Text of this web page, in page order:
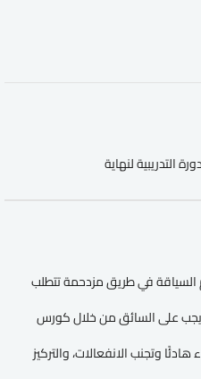
التدريبية لنهاية
في طريق مزدحمة تتطلب
يجب على السائق من خلال كورس
وتجنب الانفعالات، والتركيز